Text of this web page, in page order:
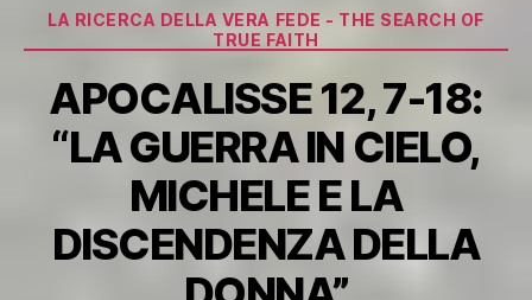
Categorie
LA RICERCA DELLA VERA FEDE - THE SEARCH OF
TRUE FAITH
APOCALISSE 12, 7-18:
“LA GUERRA IN CIELO,
MICHELE E LA
DISCENDENZA DELLA